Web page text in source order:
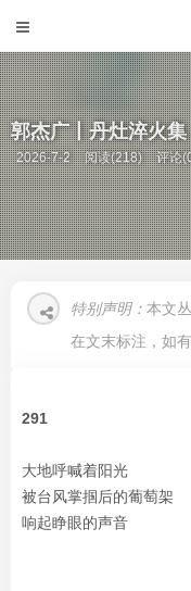
郭杰广丨丹灶淬火集
2026-7-2 阅读(218) 评论
特别声明： 本文
在文末标注，如
291
大地呼喊着阳光
被台风掌掴后的葡萄架
响起睁眼的声音